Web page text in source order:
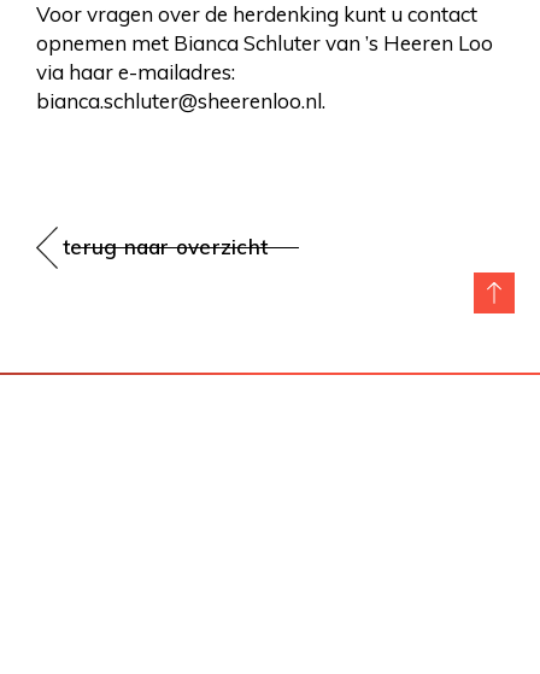
Voor vragen over de herdenking kunt u contact
opnemen met Bianca Schluter van ’s Heeren Loo
via haar e-mailadres:
bianca.schluter@sheerenloo.nl.
terug naar overzicht